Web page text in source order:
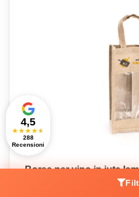
Borsa per vino in iuta
Per pezzo, in base
4,5
★★★★★
288
Recensioni